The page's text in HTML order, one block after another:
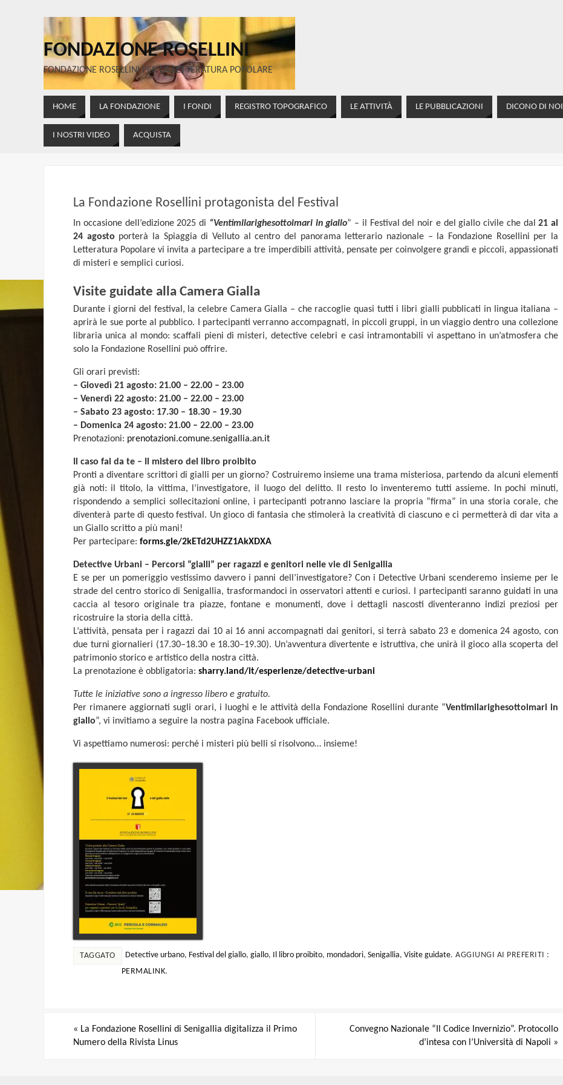
FONDAZIONE ROSELLINI
FONDAZIONE ROSELLINI PER LA LETTERATURA POPOLARE
HOME LA FONDAZIONE I FONDI REGISTRO TOPOGRAFICO LE ATTIVITÀ LE PUBBLICAZIONI DICONO DI NOI
I NOSTRI VIDEO ACQUISTA
La Fondazione Rosellini protagonista del Festival
In occasione dell’edizione 2025 di “Ventimilarighesottoimari in giallo” – il Festival del noir e del giallo civile che dal 21 al
24 agosto porterà la Spiaggia di Velluto al centro del panorama letterario nazionale – la Fondazione Rosellini per la
Letteratura Popolare vi invita a partecipare a tre imperdibili attività, pensate per coinvolgere grandi e piccoli, appassionati
di misteri e semplici curiosi.
Visite guidate alla Camera Gialla
Durante i giorni del festival, la celebre Camera Gialla – che raccoglie quasi tutti i libri gialli pubblicati in lingua italiana –
aprirà le sue porte al pubblico. I partecipanti verranno accompagnati, in piccoli gruppi, in un viaggio dentro una collezione
libraria unica al mondo: scaffali pieni di misteri, detective celebri e casi intramontabili vi aspettano in un’atmosfera che
solo la Fondazione Rosellini può offrire.
Gli orari previsti:
– Giovedì 21 agosto: 21.00 – 22.00 – 23.00
– Venerdì 22 agosto: 21.00 – 22.00 – 23.00
– Sabato 23 agosto: 17.30 – 18.30 – 19.30
– Domenica 24 agosto: 21.00 – 22.00 – 23.00
Prenotazioni: prenotazioni.comune.senigallia.an.it
Il caso fai da te – Il mistero del libro proibito
Pronti a diventare scrittori di gialli per un giorno? Costruiremo insieme una trama misteriosa, partendo da alcuni elementi
già noti: il titolo, la vittima, l’investigatore, il luogo del delitto. Il resto lo inventeremo tutti assieme. In pochi minuti,
rispondendo a semplici sollecitazioni online, i partecipanti potranno lasciare la propria “firma” in una storia corale, che
diventerà parte di questo festival. Un gioco di fantasia che stimolerà la creatività di ciascuno e ci permetterà di dar vita a
un Giallo scritto a più mani!
Per partecipare: forms.gle/2kETd2UHZZ1AkXDXA
Detective Urbani – Percorsi “gialli” per ragazzi e genitori nelle vie di Senigallia
E se per un pomeriggio vestissimo davvero i panni dell’investigatore? Con i Detective Urbani scenderemo insieme per le
strade del centro storico di Senigallia, trasformandoci in osservatori attenti e curiosi. I partecipanti saranno guidati in una
caccia al tesoro originale tra piazze, fontane e monumenti, dove i dettagli nascosti diventeranno indizi preziosi per
ricostruire la storia della città.
L’attività, pensata per i ragazzi dai 10 ai 16 anni accompagnati dai genitori, si terrà sabato 23 e domenica 24 agosto, con
due turni giornalieri (17.30–18.30 e 18.30–19.30). Un’avventura divertente e istruttiva, che unirà il gioco alla scoperta del
patrimonio storico e artistico della nostra città.
La prenotazione è obbligatoria: sharry.land/it/esperienze/detective-urbani
Tutte le iniziative sono a ingresso libero e gratuito.
Per rimanere aggiornati sugli orari, i luoghi e le attività della Fondazione Rosellini durante “Ventimilarighesottoimari in
giallo”, vi invitiamo a seguire la nostra pagina Facebook ufficiale.
Vi aspettiamo numerosi: perché i misteri più belli si risolvono… insieme!
TAGGATO Detective urbano, Festival del giallo, giallo, Il libro proibito, mondadori, Senigallia, Visite guidate. AGGIUNGI AI PREFERITI :
PERMALINK.
« La Fondazione Rosellini di Senigallia digitalizza il Primo
Numero della Rivista Linus
Convegno Nazionale “Il Codice Invernizio”. Protocollo
d’intesa con l’Università di Napoli »